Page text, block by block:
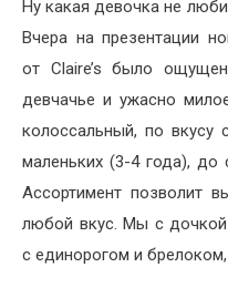
Ну какая девочка не
Вчера на презентации
от Claire’s было
девчачье и ужасно
колоссальный, по вкусу
маленьких (3-4 года),
Ассортимент позволит
любой вкус. Мы с дочкой
с единорогом и